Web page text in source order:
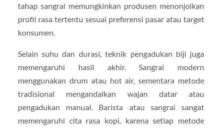
tahap sangrai memungkinkan produsen menonjolkan
profil rasa tertentu sesuai preferensi pasar atau target
konsumen.
Selain suhu dan durasi, teknik pengadukan biji juga
memengaruhi hasil akhir. Sangrai modern
menggunakan drum atau hot air, sementara metode
tradisional mengandalkan wajan datar atau
pengadukan manual. Barista atau sangrai sangat
memengaruhi cita rasa kopi, karena setiap metode